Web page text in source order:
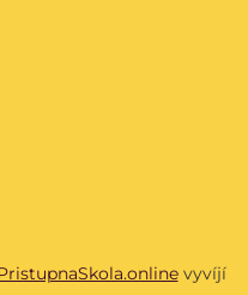
vyvíjí